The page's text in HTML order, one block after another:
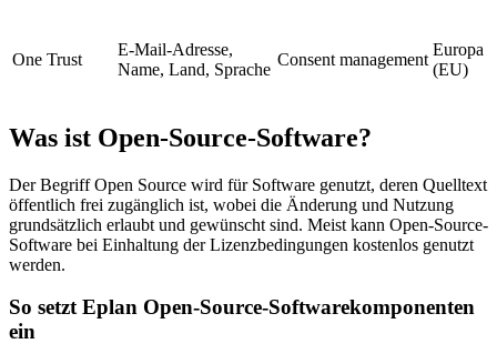
One Trust
E-Mail-Adresse,
Name, Land, Sprache
Consent management
Europa
(EU)
Was ist Open-Source-Software?
Der Begriff Open Source wird für Software genutzt, deren Quelltext
öffentlich frei zugänglich ist, wobei die Änderung und Nutzung
grundsätzlich erlaubt und gewünscht sind. Meist kann Open-Source-
Software bei Einhaltung der Lizenzbedingungen kostenlos genutzt
werden.
So setzt Eplan Open-Source-Softwarekomponenten
ein